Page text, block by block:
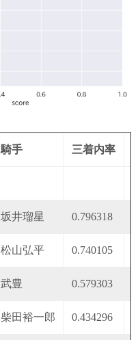
騎手 三着内率
坂井瑠星 0.796318
松山弘平 0.740105
武豊 0.579303
柴田裕一郎 0.434296